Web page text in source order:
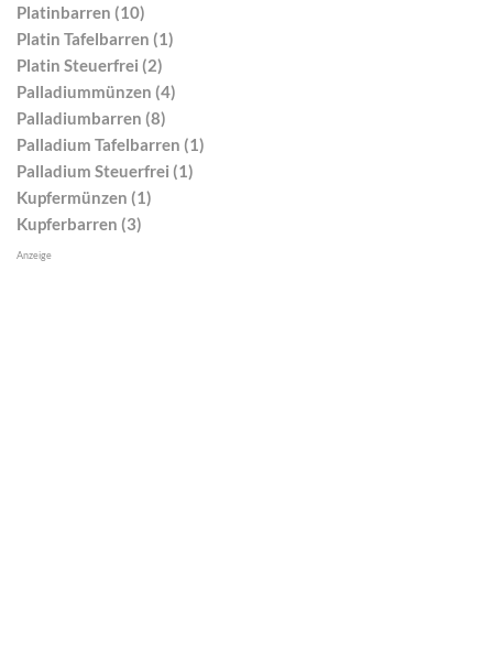
Platinbarren (10)
Platin Tafelbarren (1)
Platin Steuerfrei (2)
Palladiummünzen (4)
Palladiumbarren (8)
Palladium Tafelbarren (1)
Palladium Steuerfrei (1)
Kupfermünzen (1)
Kupferbarren (3)
Anzeige